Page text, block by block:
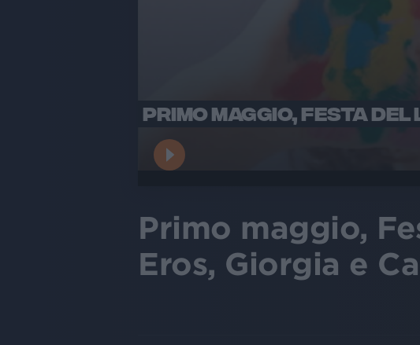
PRIMO MAGGIO, FESTA DEL
Primo maggio,
Eros, Giorgia e